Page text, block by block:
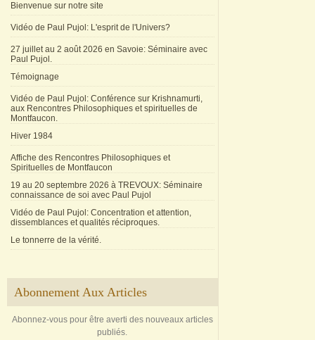
Bienvenue sur notre site
Vidéo de Paul Pujol: L'esprit de l'Univers?
27 juillet au 2 août 2026 en Savoie: Séminaire avec
Paul Pujol.
Témoignage
Vidéo de Paul Pujol: Conférence sur Krishnamurti,
aux Rencontres Philosophiques et spirituelles de
Montfaucon.
Hiver 1984
Affiche des Rencontres Philosophiques et
Spirituelles de Montfaucon
19 au 20 septembre 2026 à TREVOUX: Séminaire
connaissance de soi avec Paul Pujol
Vidéo de Paul Pujol: Concentration et attention,
dissemblances et qualités réciproques.
Le tonnerre de la vérité.
Abonnement Aux Articles
Abonnez-vous pour être averti des nouveaux articles
publiés.